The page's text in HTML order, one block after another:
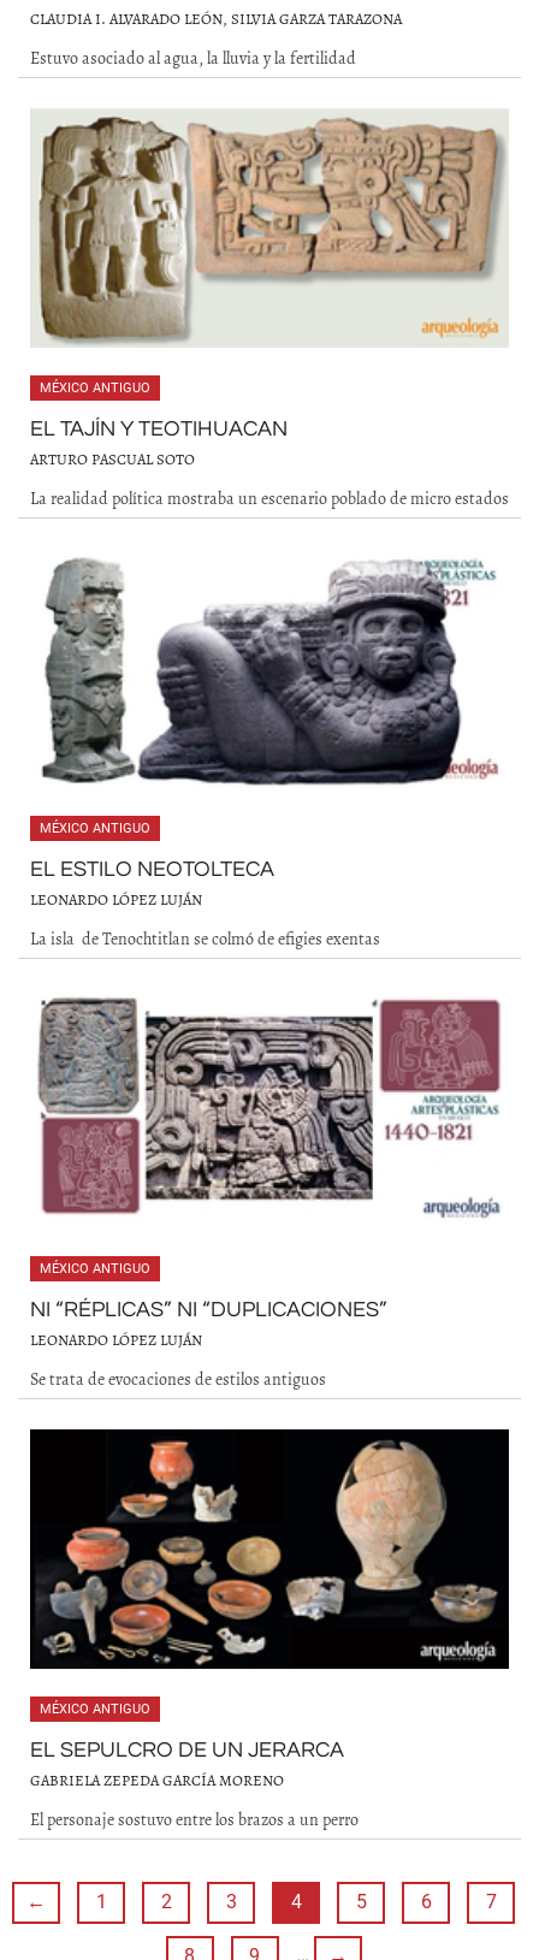
CLAUDIA I. ALVARADO LEÓN, SILVIA GARZA TARAZONA
Estuvo asociado al agua, la lluvia y la fertilidad
MÉXICO ANTIGUO
EL TAJÍN Y TEOTIHUACAN
ARTURO PASCUAL SOTO
La realidad política mostraba un escenario poblado de micro estados
MÉXICO ANTIGUO
EL ESTILO NEOTOLTECA
LEONARDO LÓPEZ LUJÁN
La isla de Tenochtitlan se colmó de efigies exentas
MÉXICO ANTIGUO
NI “RÉPLICAS” NI “DUPLICACIONES”
LEONARDO LÓPEZ LUJÁN
Se trata de evocaciones de estilos antiguos
MÉXICO ANTIGUO
EL SEPULCRO DE UN JERARCA
GABRIELA ZEPEDA GARCÍA MORENO
El personaje sostuvo entre los brazos a un perro
← 1 2 3 4 5 6 7